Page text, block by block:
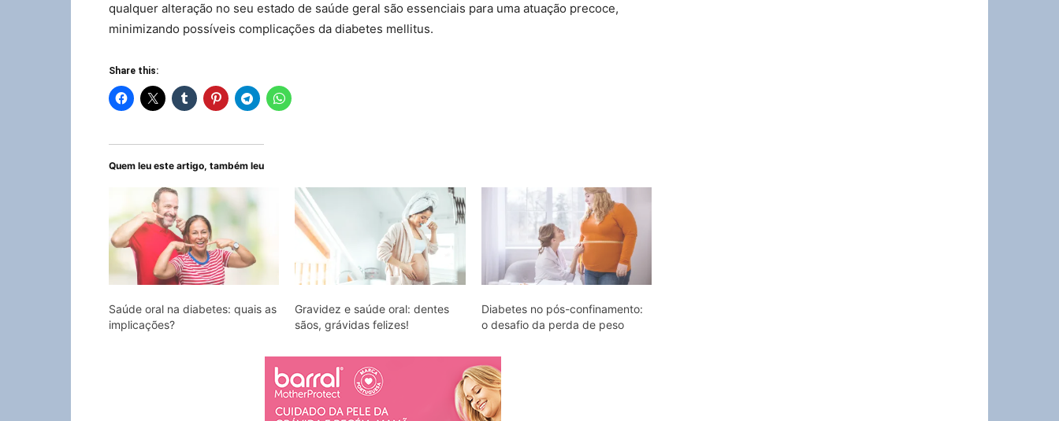
qualquer alteração no seu estado de saúde geral são essenciais para uma atuação precoce,
minimizando possíveis complicações da diabetes mellitus.
Share this:
Quem leu este artigo, também leu
Saúde oral na diabetes: quais as
implicações?
Gravidez e saúde oral: dentes
sãos, grávidas felizes!
Diabetes no pós-confinamento:
o desafio da perda de peso